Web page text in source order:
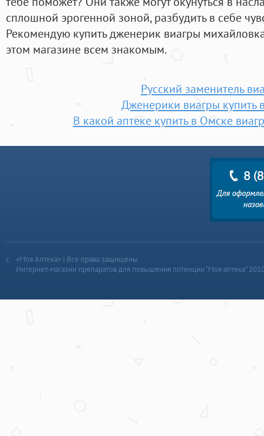
сплошной эрогенной зоной, разбудить в себе
Рекомендую купить дженерик виагры
этом магазине всем знакомым.
Русский заменитель
Дженерики виагры купить
В какой аптеке купить в Омске
«Моя Аптека» | Все права защищены
Интернет-магазин препаратов для повышения потенции “Моя аптека”